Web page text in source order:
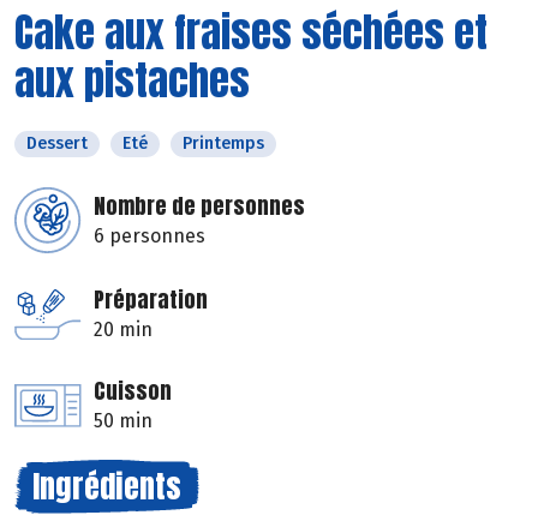
Cake aux fraises séchées et
aux pistaches
Dessert Eté Printemps
Nombre de personnes
6 personnes
Préparation
20 min
Cuisson
50 min
Ingrédients